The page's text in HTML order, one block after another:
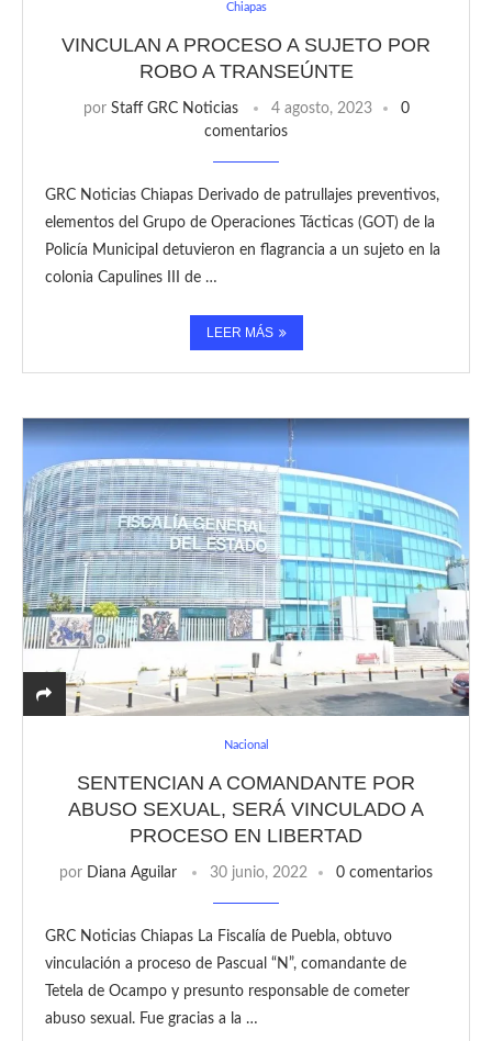
Chiapas
VINCULAN A PROCESO A SUJETO POR
ROBO A TRANSEÚNTE
por Staff GRC Noticias 4 agosto, 2023
0
comentarios
GRC Noticias Chiapas Derivado de patrullajes preventivos,
elementos del Grupo de Operaciones Tácticas (GOT) de la
Policía Municipal detuvieron en flagrancia a un sujeto en la
colonia Capulines III de …
LEER MÁS
Nacional
SENTENCIAN A COMANDANTE POR
ABUSO SEXUAL, SERÁ VINCULADO A
PROCESO EN LIBERTAD
por Diana Aguilar 30 junio, 2022 0 comentarios
GRC Noticias Chiapas La Fiscalía de Puebla, obtuvo
vinculación a proceso de Pascual “N”, comandante de
Tetela de Ocampo y presunto responsable de cometer
abuso sexual. Fue gracias a la …